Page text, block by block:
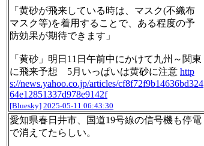
「黄砂が飛来している時は、マスク(不織布
マスク等)を着用することで、ある程度の予
防効果が期待できます」
「黄砂」明日11日午前中にかけて九州～関東
に飛来予想 5月いっぱいは黄砂に注意 http
s://news.yahoo.co.jp/articles/cf8f72f9b14636bd324
64e12851337d978e9142f
[Bluesky] 2025-05-11 06:43:30
愛知県春日井市、国道19号線の信号機も停電
で消えてたらしい。